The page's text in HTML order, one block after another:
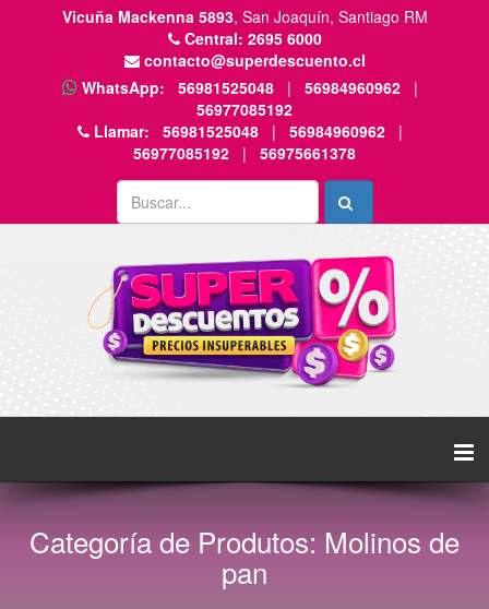
Vicuña Mackenna 5893, San Joaquín, Santiago RM
Central: 2695 6000
contacto@superdescuento.cl
WhatsApp:
56981525048 | 56984960962
|
56977085192
Llamar:
56981525048 | 56984960962
|
56977085192
| 56975661378
Categoría de Produtos: Molinos de
pan